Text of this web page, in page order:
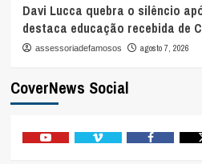
Davi Lucca quebra o silêncio
destaca educação recebida de
assessoriadefamosos agosto 7, 2026
CoverNews Social